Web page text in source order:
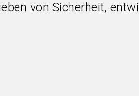
von Sicherheit,